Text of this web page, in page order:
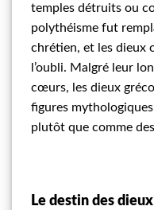
temples détruits ou
polythéisme fut
chrétien, et les dieux
l’oubli. Malgré leur
cœurs, les dieux
figures
plutôt que comme
Le destin des